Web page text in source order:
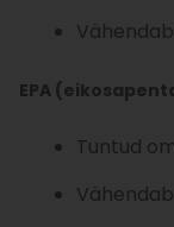
EPA
Tuntud